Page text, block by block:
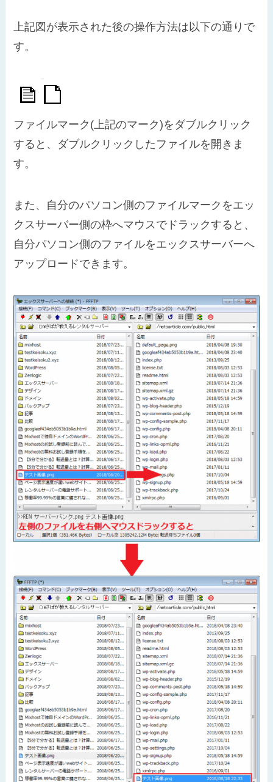
上記図が表示された後の操作方法は以下の通りで
す。
ファイルマーク(上記のマーク)をダブルクリック
すると、ダブルクリックしたファイルを開きま
す。
また、自分のパソコン側のファイルマークをエッ
クスサーバー側の枠へマウスでドラックすると、
自分パソコン側のファイルをエックスサーバーへ
アップロードできます。